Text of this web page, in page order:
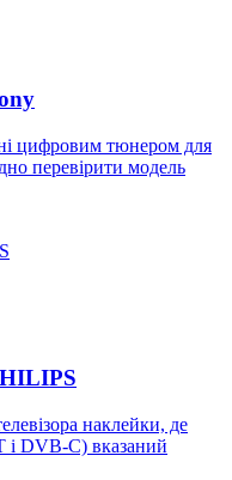
цифровим тюнером для
перевірити модель
наклейки, де
DVB-C) вказаний